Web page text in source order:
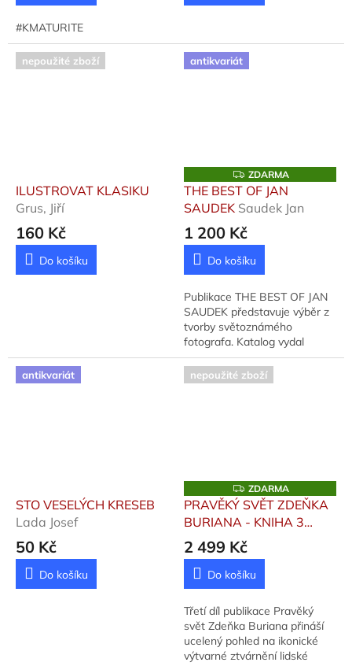
#KMATURITE
nepoužité zboží
ILUSTROVAT KLASIKU
Grus, Jiří
160 Kč
Do košíku
antikvariát
Z
D
A
R
A
ZDARMA
THE BEST OF JAN
SAUDEK Saudek Jan
1 200 Kč
Do košíku
Publikace THE BEST OF JAN
SAUDEK představuje výběr z
tvorby světoznámého
fotografa. Katalog vydal
Nakladatel: Saudek.com,
Autor: Saudek Jan, Vydáno:
2005.
antikvariát
STO VESELÝCH KRESEB
Lada Josef
50 Kč
Do košíku
nepoužité zboží
Z
D
A
R
A
ZDARMA
PRAVĚKÝ SVĚT ZDEŇKA
BURIANA - KNIHA 3
Oliva Martin, Müller
Ondřej, Neruda Petr
2 499 Kč
Do košíku
Třetí díl publikace Pravěký
svět Zdeňka Buriana přináší
ucelený pohled na ikonické
výtvarné ztvárnění lidské